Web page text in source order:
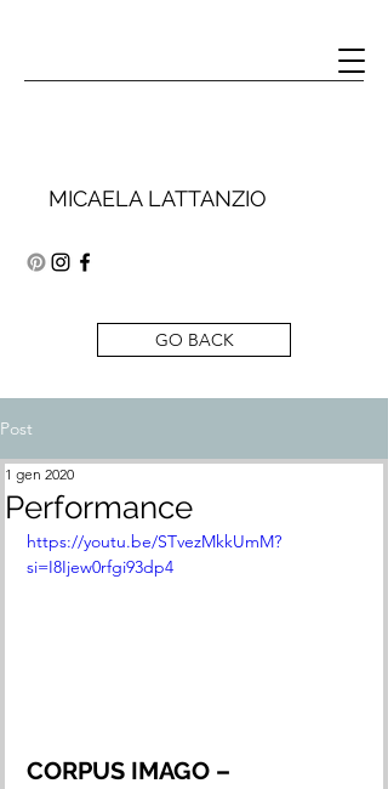
MICAELA LATTANZIO
GO BACK
Post
Performance
1 gen 2020
https://youtu.be/STvezMkkUmM?
si=I8Ijew0rfgi93dp4
CORPUS IMAGO –